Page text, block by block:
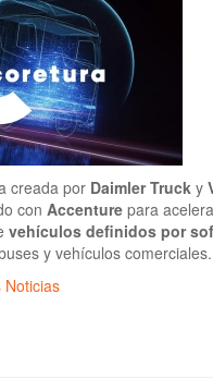
creada por Daimler Truck y
con Accenture para
vehículos definidos por
y vehículos comerciales.
Noticias